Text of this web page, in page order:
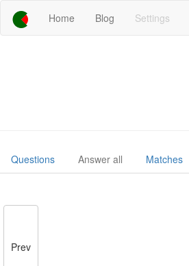
Home Blog Settings
Questions Answer all Matches
Prev